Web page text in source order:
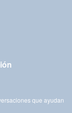
que ayudan